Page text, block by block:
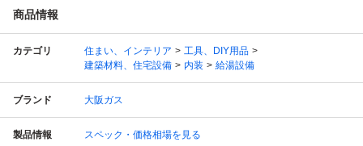
商品情報
カテゴリ 住まい、インテリア
工具、DIY用品
建築材料、住宅設備
内装 給湯設備
ブランド 大阪ガス
製品情報 スペック・価格相場を見る